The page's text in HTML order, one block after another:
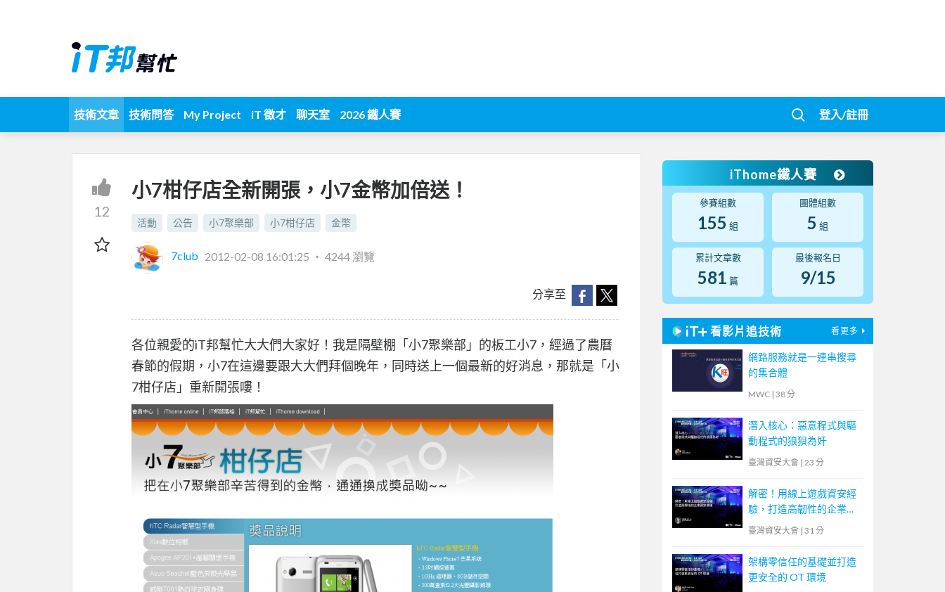
技術文章 技術問答 My Project iT 徵才 聊天室 2026 鐵人賽 登入/註冊
12
小7柑仔店全新開張，小7金幣加倍送！
活動 公告 小7聚樂部 小7柑仔店 金幣
7club 2012-02-08 16:01:25 ‧ 4244 瀏覽
分享至
各位親愛的iT邦幫忙大大們大家好！我是隔壁棚「小7聚樂部」的板工小7，經過了農曆
春節的假期，小7在這邊要跟大大們拜個晚年，同時送上一個最新的好消息，那就是「小
7柑仔店」重新開張嘍！
iThome鐵人賽
參賽組數
155 組
團體組數
5 組
累計文章數
581 篇
最後報名日
9/15
看影片追技術 看更多
網路服務就是一連串搜尋
的集合體
MWC | 38 分
潛入核心：惡意程式與驅
動程式的狼狽為奸
臺灣資安大會 | 23 分
解密！用線上遊戲資安經
驗，打造高韌性的企業資
安環境
臺灣資安大會 | 31 分
架構零信任的基礎並打造
更安全的 OT 環境